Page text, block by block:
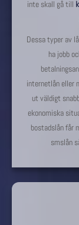
inte skall gå till
Dessa typer av
ha jobb
internetlån eller
ut väldigt
ekonomiska
bostadslån får
smslån